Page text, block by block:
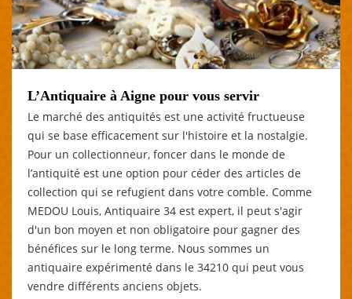
L’Antiquaire à Aigne pour vous servir
Le marché des antiquités est une activité fructueuse
qui se base efficacement sur l'histoire et la nostalgie.
Pour un collectionneur, foncer dans le monde de
l’antiquité est une option pour céder des articles de
collection qui se refugient dans votre comble. Comme
MEDOU Louis, Antiquaire 34 est expert, il peut s'agir
d'un bon moyen et non obligatoire pour gagner des
bénéfices sur le long terme. Nous sommes un
antiquaire expérimenté dans le 34210 qui peut vous
vendre différents anciens objets.